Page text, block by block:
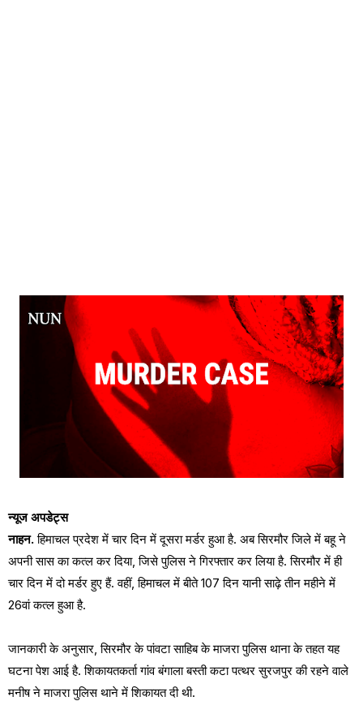
न्यूज अपडेट्स
नाहन.हिमाचल प्रदेश में चार दिन में दूसरा मर्डर हुआ है. अब सिरमौर जिले में बहू ने
अपनी सास का कत्ल कर दिया, जिसे पुलिस ने गिरफ्तार कर लिया है. सिरमौर में ही
चार दिन में दो मर्डर हुए हैं. वहीं, हिमाचल में बीते 107 दिन यानी साढ़े तीन महीने में
26वां कत्ल हुआ है.
जानकारी के अनुसार, सिरमौर के पांवटा साहिब के माजरा पुलिस थाना के तहत यह
घटना पेश आई है. शिकायतकर्ता गांव बंगाला बस्ती कटा पत्थर सुरजपुर की रहने वाले
मनीष ने माजरा पुलिस थाने में शिकायत दी थी.